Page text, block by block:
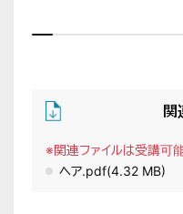
関
※関連ファイルは受講可
ヘア.pdf(4.32 MB)